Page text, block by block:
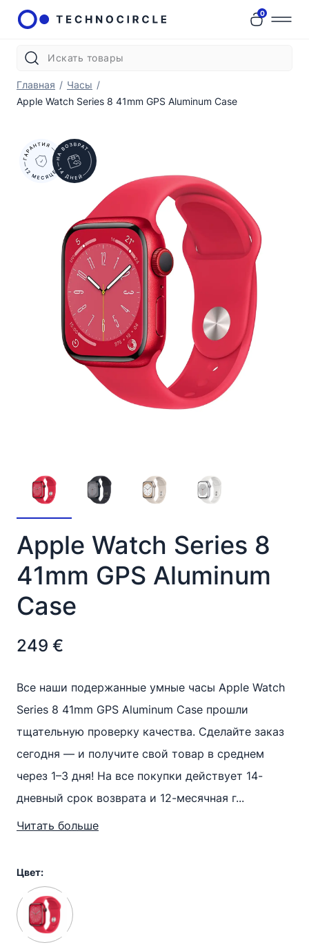
0
Главная / Часы /
Apple Watch Series 8 41mm GPS Aluminum Case
Apple Watch Series 8
41mm GPS Aluminum
Case
249 €
Все наши подержанные умные часы Apple Watch
Series 8 41mm GPS Aluminum Case прошли
тщательную проверку качества. Сделайте заказ
сегодня — и получите свой товар в среднем
через 1–3 дня! На все покупки действует 14-
дневный срок возврата и 12-месячная г...
Читать больше
Цвет: